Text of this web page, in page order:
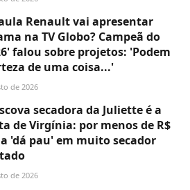
Renault vai apresentar
na TV Globo? Campeã do
falou sobre projetos: 'Podem
de uma coisa...'
de 2026
secadora da Juliette é a
de Virgínia: por menos de R$
'dá pau' em muito secador
de 2026